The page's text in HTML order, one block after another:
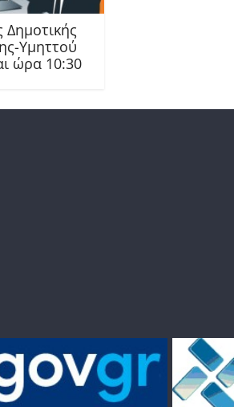
Δημοτικής
Υμηττού
ώρα 10:30